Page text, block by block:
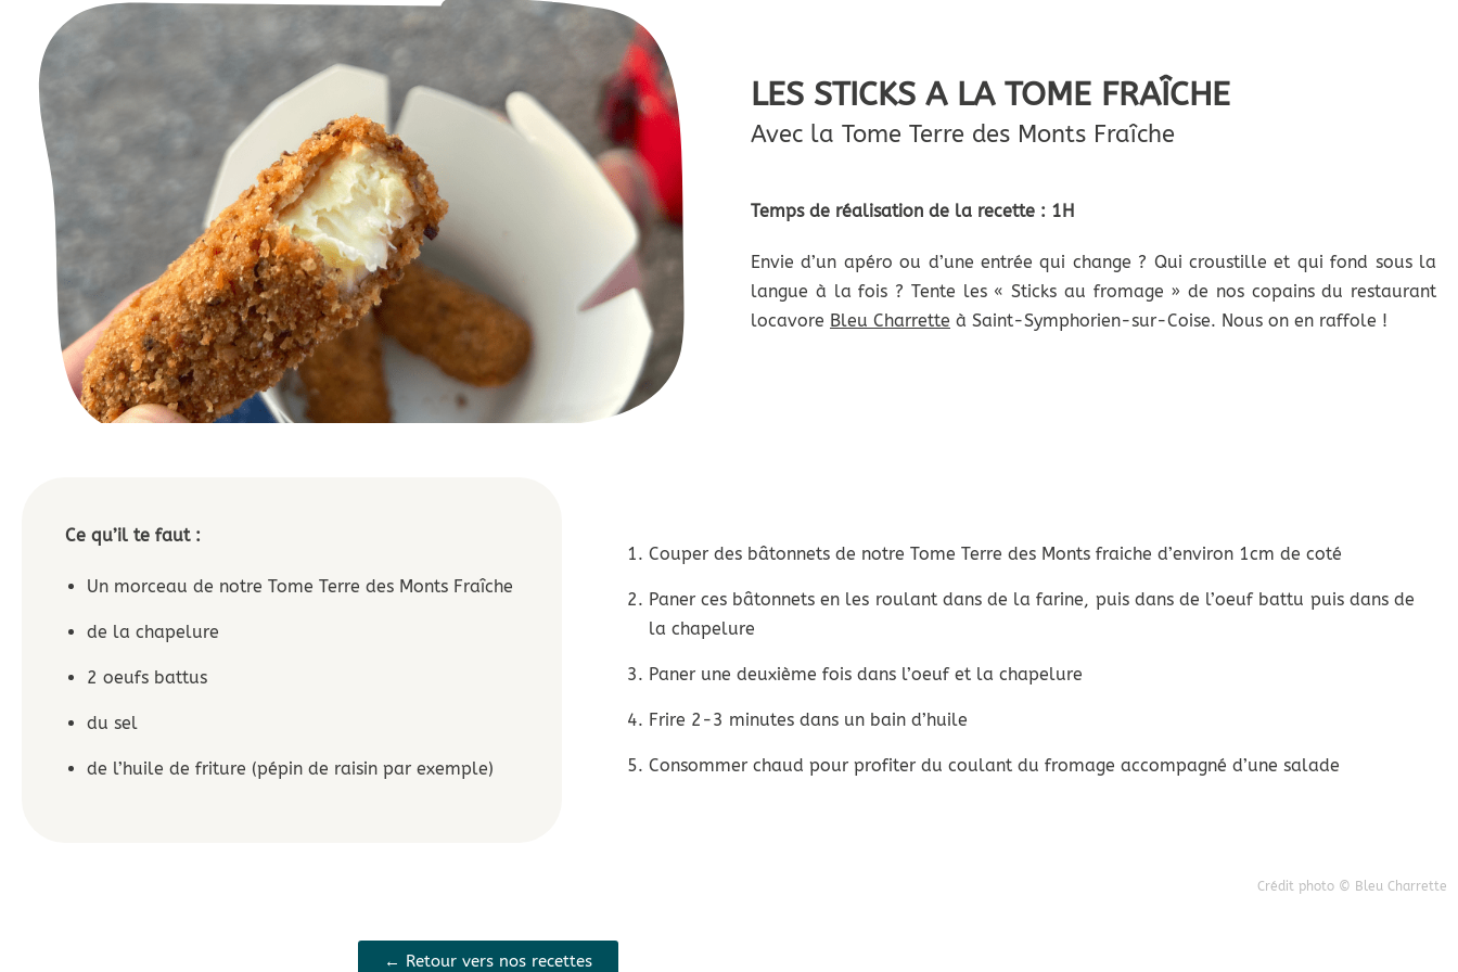
LES STICKS A LA TOME FRAÎCHE
Avec la Tome Terre des Monts Fraîche
Temps de réalisation de la recette : 1H
Envie d’un apéro ou d’une entrée qui change ? Qui croustille et qui fond sous la
langue à la fois ? Tente les « Sticks au fromage » de nos copains du restaurant
locavore Bleu Charrette à Saint-Symphorien-sur-Coise. Nous on en raffole !
Ce qu’il te faut :
Un morceau de notre Tome Terre des Monts Fraîche
de la chapelure
2 oeufs battus
du sel
de l’huile de friture (pépin de raisin par exemple)
Couper des bâtonnets de notre Tome Terre des Monts fraiche d’environ 1cm de coté
Paner ces bâtonnets en les roulant dans de la farine, puis dans de l’oeuf battu puis dans de
la chapelure
Paner une deuxième fois dans l’oeuf et la chapelure
Frire 2-3 minutes dans un bain d’huile
Consommer chaud pour profiter du coulant du fromage accompagné d’une salade
Crédit photo © Bleu Charrette
← Retour vers nos recettes